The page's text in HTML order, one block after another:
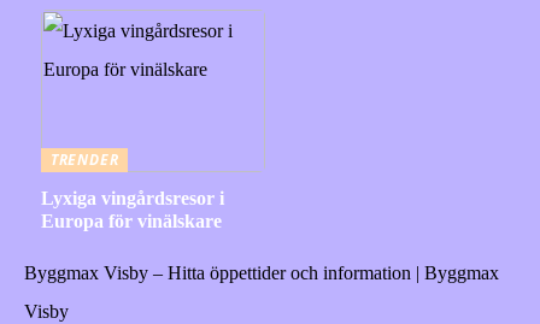
TRENDER
Lyxiga vingårdsresor i
Europa för vinälskare
Byggmax Visby – Hitta öppettider och information | Byggmax
Visby